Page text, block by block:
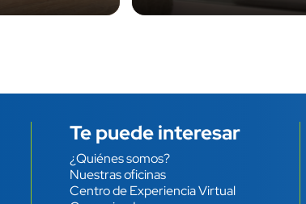
Te puede interesar
Enlace
¿Quiénes somos?
Nuestras oficinas
Centro de Experiencia Virtual